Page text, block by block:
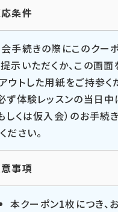
条件
手続きの際にこのクー
示いただくか、この画面
ウトした用紙をご持参く
必ず体験レッスンの当日
しくは仮入会）のお手続
ださい。
事項
本クーポン1枚につき、